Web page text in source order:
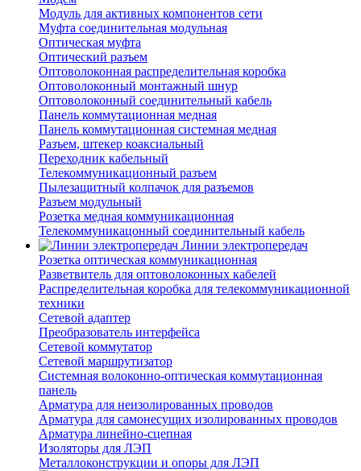
Модуль для активных компонентов сети
Муфта соединительная модульная
Оптическая муфта
Оптический разъем
Оптоволоконная распределительная коробка
Оптоволоконный монтажный шнур
Оптоволоконный соединительный кабель
Панель коммутационная медная
Панель коммутационная системная медная
Разъем, штекер коаксиальный
Переходник кабельный
Телекоммуникационный разъем
Пылезащитный колпачок для разъемов
Разъем модульный
Розетка медная коммуникационная
Телекоммуникацонный соединительный кабель
Линии электропередач
Розетка оптическая коммуникационная
Разветвитель для оптоволоконных кабелей
Распределительная коробка для телекоммуникационной
техники
Сетевой адаптер
Преобразователь интерфейса
Сетевой коммутатор
Сетевой маршрутизатор
Системная волоконно-оптическая коммутационная
панель
Арматура для неизолированных проводов
Арматура для самонесущих изолированных проводов
Арматура линейно-сцепная
Изоляторы для ЛЭП
Металлоконструкции и опоры для ЛЭП